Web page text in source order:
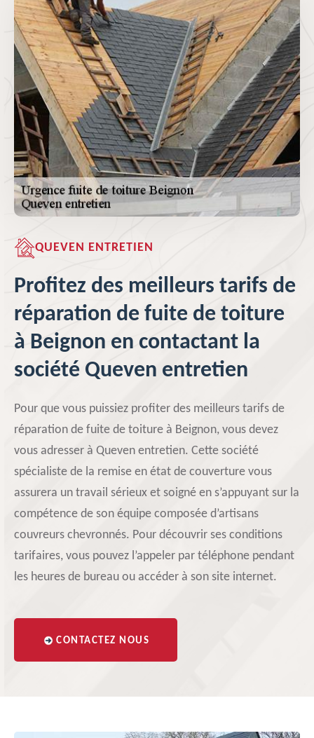
QUEVEN ENTRETIEN
Profitez des meilleurs tarifs de
réparation de fuite de toiture
à Beignon en contactant la
société Queven entretien
Pour que vous puissiez profiter des meilleurs tarifs de
réparation de fuite de toiture à Beignon, vous devez
vous adresser à Queven entretien. Cette société
spécialiste de la remise en état de couverture vous
assurera un travail sérieux et soigné en s’appuyant sur la
compétence de son équipe composée d’artisans
couvreurs chevronnés. Pour découvrir ses conditions
tarifaires, vous pouvez l’appeler par téléphone pendant
les heures de bureau ou accéder à son site internet.
CONTACTEZ NOUS